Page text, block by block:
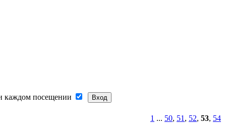
каждом посещении
1 ... 50, 51 , 52, 53, 54